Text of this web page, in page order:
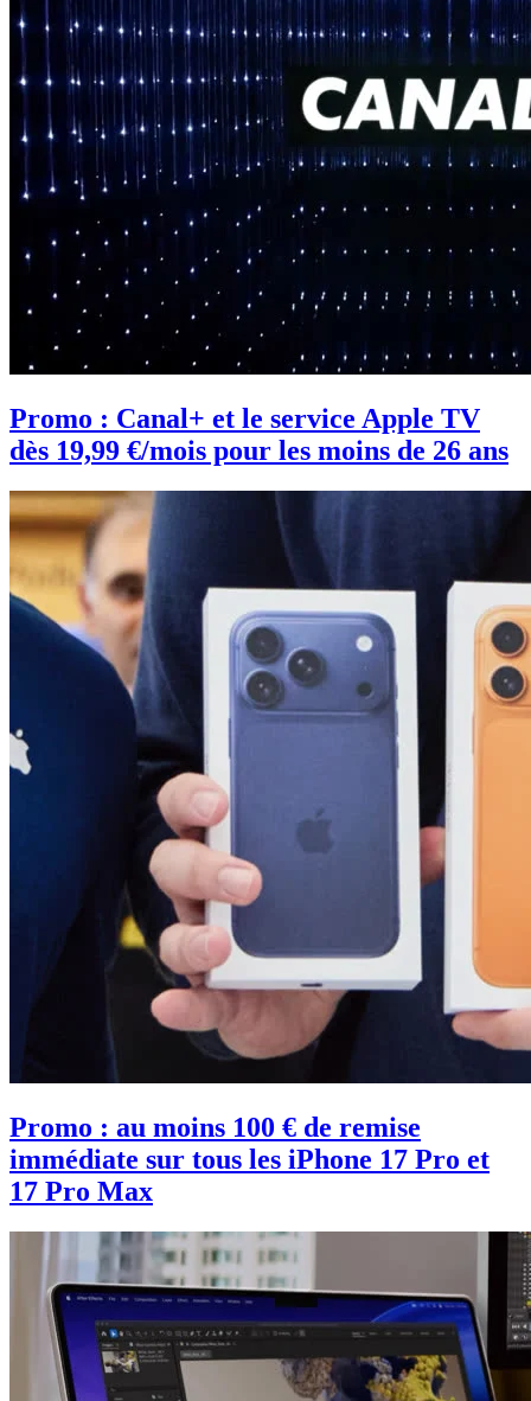
Promo : Canal+ et le service Apple TV
dès 19,99 €/mois pour les moins de 26 ans
Promo : au moins 100 € de remise
immédiate sur tous les iPhone 17 Pro et
17 Pro Max